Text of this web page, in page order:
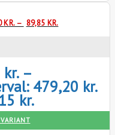
KR. – 89,85 KR.
kr. –
479,20 kr.
kr.